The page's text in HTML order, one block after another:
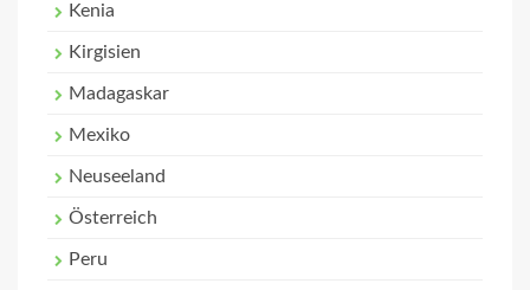
Kenia
Kirgisien
Madagaskar
Mexiko
Neuseeland
Österreich
Peru